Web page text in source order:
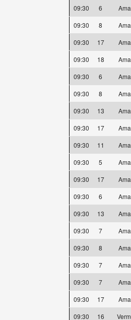
09:30
6
09:30
8
09:30
17
09:30
18
09:30
6
09:30
8
09:30
13
09:30
17
09:30
11
09:30
5
09:30
17
09:30
6
09:30
13
09:30
7
09:30
8
09:30
7
09:30
7
09:30
17
09:30
16